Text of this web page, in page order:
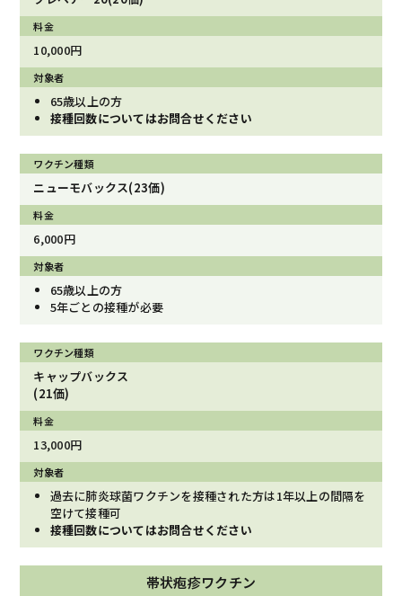
10,000円
65歳以上の方
接種回数についてはお問合せください
ニューモバックス(23価)
6,000円
65歳以上の方
5年ごとの接種が必要
キャップバックス
(21価)
13,000円
過去に肺炎球菌ワクチンを接種された方は1年以上の間隔を
空けて接種可
接種回数についてはお問合せください
帯状疱疹ワクチン